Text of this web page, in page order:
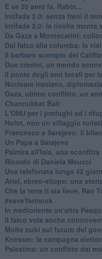
E se 20 anni fa, Rabin...
Intifada 2.0: senza freni il
Intifada 2.0: la rivolta monta
Da Gaza a Montecatini:
Dal falco alla colomba: la
Il barbaro scempio del
Due crimini, un mondo
Il ponte degli enti locali per
Nucleare iraniano,
Gaza, ultimo conflitto, un
Channukkat Bait
L'ONU per i profughi ed i
Holot, non un villaggio
Francesco a Sarajevo: il
Un Papa a Sarajevo
Palmira all'Isis, una sconfitta
Ricordo di Daniela Meucci
​Una telefonata lunga 42
​Ariel, ebreo-etiope: una
Che la terra ti sia lieve, Rav
​#saveYarmouk
​In medioriente un'altra
​Il falco vola anche
Molte nubi sul futuro del
Knesset: la campagna
Palestina: un conflitto dai